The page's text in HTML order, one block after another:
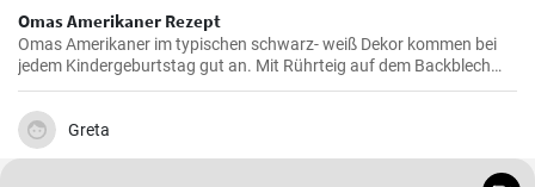
Omas Amerikaner Rezept
Omas Amerikaner im typischen schwarz- weiß Dekor kommen bei
jedem Kindergeburtstag gut an. Mit Rührteig auf dem Backblech
kann man sie einfach backen. Zuletzt werden die Amerikaner dick
mit Zuckerguß bestrichen.
Greta